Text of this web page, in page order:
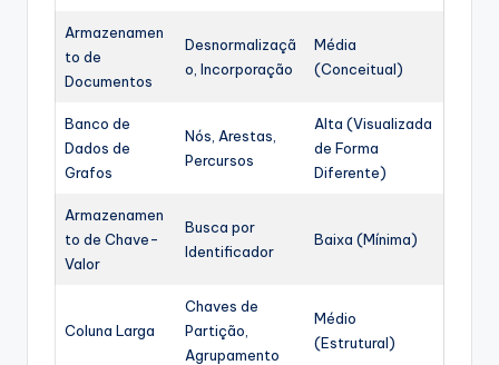
Armazenamen
to de
Documentos
Desnormalizaçã
o, Incorporação
Média
(Conceitual)
Banco de
Dados de
Grafos
Nós, Arestas,
Percursos
Alta (Visualizada
de Forma
Diferente)
Armazenamen
to de Chave-
Valor
Busca por
Identificador
Baixa (Mínima)
Coluna Larga
Chaves de
Partição,
Agrupamento
Médio
(Estrutural)